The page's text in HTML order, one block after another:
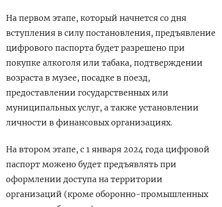
На первом этапе, который начнется со дня
вступления в силу постановления, предъявление
цифрового паспорта будет разрешено при
покупке алкоголя или табака, подтверждении
возраста в музее, посадке в поезд,
предоставлении государственных или
муниципальных услуг, а также установлении
личности в финансовых организациях.
На втором этапе, с 1 января 2024 года цифровой
паспорт можено будет предъявлять при
оформлении доступа на территории
организаций (кроме оборонно-промышленных